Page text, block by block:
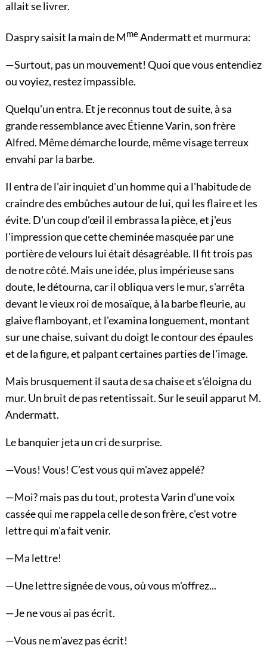
allait se livrer.
Daspry saisit la main de MmeAndermatt et murmura:
—Surtout, pas un mouvement! Quoi que vous entendiez
ou voyiez, restez impassible.
Quelqu'un entra. Et je reconnus tout de suite, à sa
grande ressemblance avec Étienne Varin, son frère
Alfred. Même démarche lourde, même visage terreux
envahi par la barbe.
Il entra de l'air inquiet d'un homme qui a l'habitude de
craindre des embûches autour de lui, qui les flaire et les
évite. D'un coup d'œil il embrassa la pièce, et j'eus
l'impression que cette cheminée masquée par une
portière de velours lui était désagréable. Il fit trois pas
de notre côté. Mais une idée, plus impérieuse sans
doute, le détourna, car il obliqua vers le mur, s'arrêta
devant le vieux roi de mosaïque, à la barbe fleurie, au
glaive flamboyant, et l'examina longuement, montant
sur une chaise, suivant du doigt le contour des épaules
et de la figure, et palpant certaines parties de l'image.
Mais brusquement il sauta de sa chaise et s'éloigna du
mur. Un bruit de pas retentissait. Sur le seuil apparut M.
Andermatt.
Le banquier jeta un cri de surprise.
—Vous! Vous! C'est vous qui m'avez appelé?
—Moi? mais pas du tout, protesta Varin d'une voix
cassée qui me rappela celle de son frère, c'est votre
lettre qui m'a fait venir.
—Ma lettre!
—Une lettre signée de vous, où vous m'offrez...
—Je ne vous ai pas écrit.
—Vous ne m'avez pas écrit!